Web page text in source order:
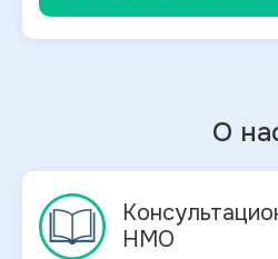
О
НМО